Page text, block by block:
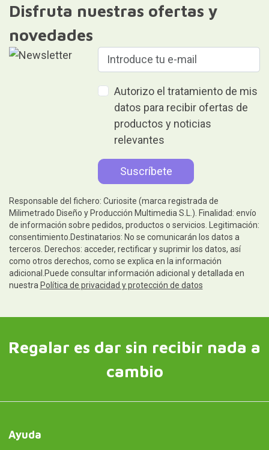
Disfruta nuestras ofertas y
novedades
Autorizo el tratamiento de mis
datos para recibir ofertas de
productos y noticias
relevantes
Responsable del fichero: Curiosite (marca registrada de
Milimetrado Diseño y Producción Multimedia S.L.). Finalidad: envío
de información sobre pedidos, productos o servicios. Legitimación:
consentimiento.Destinatarios: No se comunicarán los datos a
terceros. Derechos: acceder, rectificar y suprimir los datos, así
como otros derechos, como se explica en la información
adicional.Puede consultar información adicional y detallada en
nuestra Política de privacidad y protección de datos
Regalar es dar sin recibir nada a
cambio
Ayuda